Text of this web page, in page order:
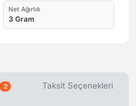
Net Ağırlık
3 Gram
2 Taksit Seçenekleri